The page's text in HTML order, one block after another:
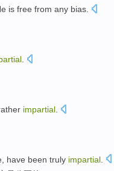
is free from any bias.
impartial
, have been truly impartial